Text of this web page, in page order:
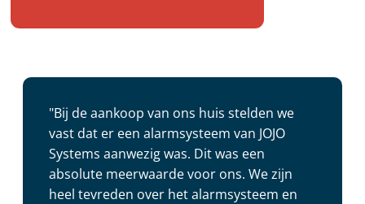
"Bij de aankoop van ons huis stelden we
vast dat er een alarmsysteem van JOJO
Systems aanwezig was. Dit was een
absolute meerwaarde voor ons. We zijn
heel tevreden over het alarmsysteem en